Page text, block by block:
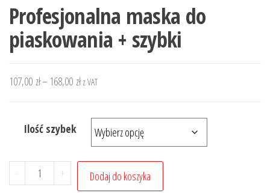
Profesjonalna maska do
piaskowania + szybki
107,00 zł– 168,00 złZakres
107,00 zł
168,00 zł
z VAT
Ilość szybek
-
ilość
Profesjonalna
+ Dodaj do koszyka